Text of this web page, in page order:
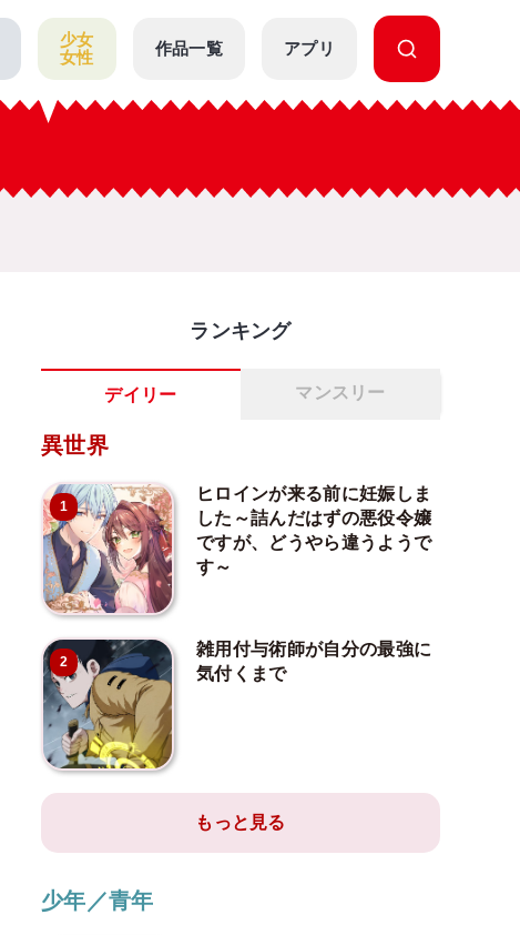
少女
女性
作品一覧 アプリ
ランキング
デイリー マンスリー
異世界
1
ヒロインが来る前に妊娠しま
した～詰んだはずの悪役令嬢
ですが、どうやら違うようで
す～
2
雑用付与術師が自分の最強に
気付くまで
もっと見る
少年／青年